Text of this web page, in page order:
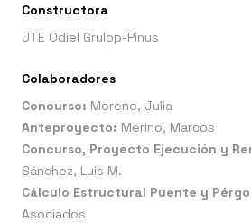
Constructora
UTE Odiel Grulop-Pinus
Colaboradores
Concurso: Moreno, Julia
Anteproyecto: Merino, Marcos
Concurso, Proyecto Ejecución y
Sánchez, Luis M.
Cálculo Estructural Puente y
Asociados